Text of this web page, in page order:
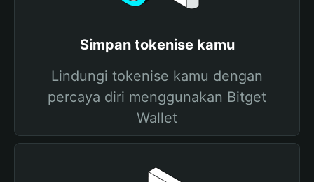
Simpan tokenise kamu
Lindungi tokenise kamu dengan
percaya diri menggunakan Bitget
Wallet